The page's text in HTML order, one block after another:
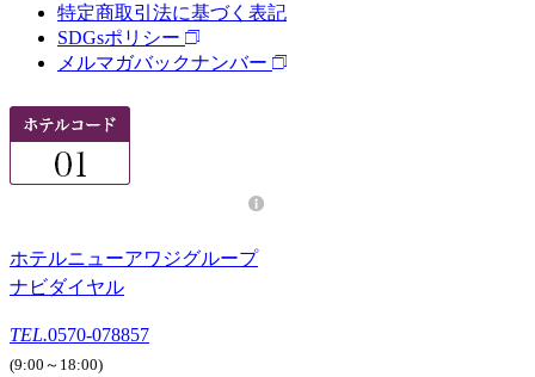
特定商取引法に基づく表記
SDGsポリシー
メルマガバックナンバー
ホテルニューアワジグループ
ナビダイヤル
TEL.0570-078857
(9:00～18:00)